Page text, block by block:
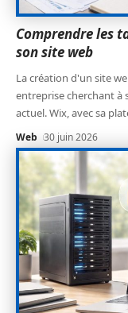
Comprendre les
son site web
La création d'un site
entreprise cherchant à
actuel. Wix, avec sa
Web 30 juin 2026